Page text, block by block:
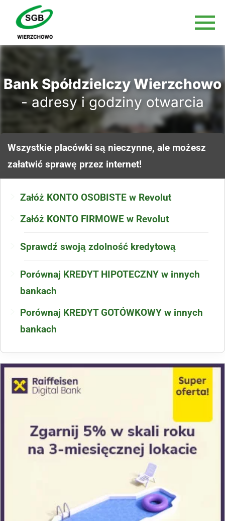
Bank Spółdzielczy Wierzchowo
- adresy i godziny otwarcia
Wszystkie placówki są nieczynne, ale możesz
załatwić sprawę przez internet!
Załóż KONTO OSOBISTE w Revolut
Załóż KONTO FIRMOWE w Revolut
Sprawdź swoją zdolność kredytową
Porównaj KREDYT HIPOTECZNY w innych
bankach
Porównaj KREDYT GOTÓWKOWY w innych
bankach